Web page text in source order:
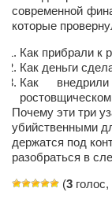
современной
которые
Как прибрали к
Как деньги
Как
Почему эти три
убийственными
держатся под
разобраться в
(3